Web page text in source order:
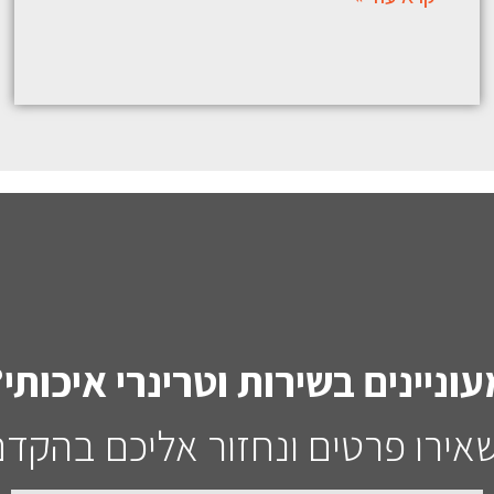
בשירות וטרינרי
פרטים ונחזור אליכם